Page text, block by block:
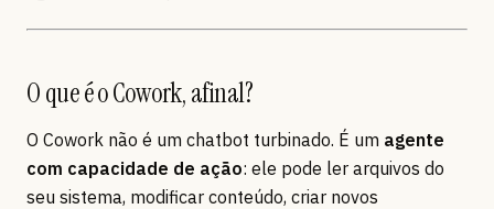
O que é o Cowork, afinal?
O Cowork não é um chatbot turbinado. É um agente
com capacidade de ação: ele pode ler arquivos do
seu sistema, modificar conteúdo, criar novos